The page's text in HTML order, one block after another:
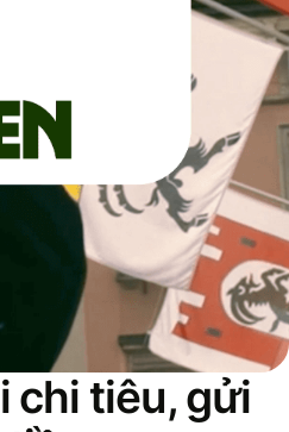
chi tiêu, gửi